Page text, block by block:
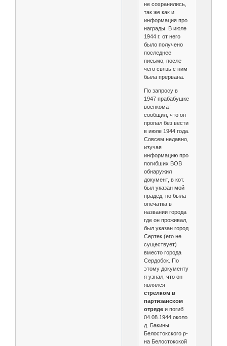
не сохранились,
так же как и
информация про
награды. В июле
1944 г. от него
было получено
последнее
письмо, после
чего связь с ним
была прервана.
По запросу в
1947 прабабушке
военкомат
сообщил, что он
пропал без вести
в июле 1944 года.
Совсем недавно,
изучая
информацию про
погибших ВОВ
обнаружил
документ, в кот.
был указан мой
прадед, но была
опечатка в
названии города
где он проживал,
был указан город
Сертек (его не
существует)
вместо города
Сердобск. По
этому документу
я узнал, что он
являлся
стрелком в
партизанском
отряде и погиб
04.08.1944 около
д. Бакины
Белостокского р-
на Белостокской